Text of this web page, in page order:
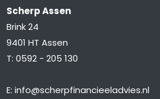
Scherp Assen
Brink 24
9401 HT Assen
T:0592 - 205 130
E:info@scherpfinancieeladvies.nl